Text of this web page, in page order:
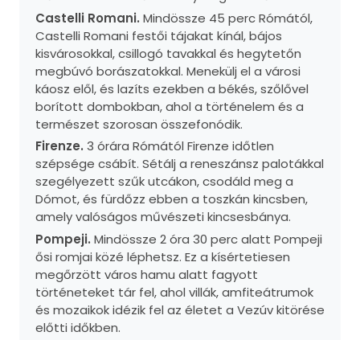
Castelli Romani. Mindössze 45 perc Rómától,
Castelli Romani festői tájakat kínál, bájos
kisvárosokkal, csillogó tavakkal és hegytetőn
megbúvó borászatokkal. Menekülj el a városi
káosz elől, és lazíts ezekben a békés, szőlővel
borított dombokban, ahol a történelem és a
természet szorosan összefonódik.
Firenze. 3 órára Rómától Firenze időtlen
szépsége csábít. Sétálj a reneszánsz palotákkal
szegélyezett szűk utcákon, csodáld meg a
Dómot, és fürdőzz ebben a toszkán kincsben,
amely valóságos művészeti kincsesbánya.
Pompeji. Mindössze 2 óra 30 perc alatt Pompeji
ősi romjai közé léphetsz. Ez a kísértetiesen
megőrzött város hamu alatt fagyott
történeteket tár fel, ahol villák, amfiteátrumok
és mozaikok idézik fel az életet a Vezúv kitörése
előtti időkben.